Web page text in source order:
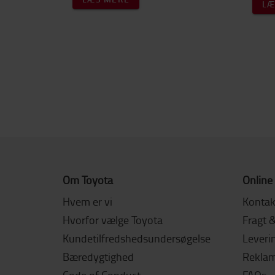
Om Toyota
Hvem er vi
Hvorfor vælge Toyota
Kundetilfredshedsundersøgelse
Bæredygtighed
Fragt